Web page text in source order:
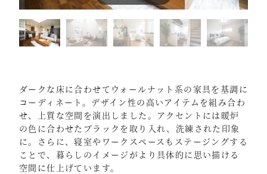
ダークな床に合わせてウォールナット系の家具を基調に
コーディネート。デザイン性の高いアイテムを組み合わ
せ、上質な空間を演出しました。アクセントには暖炉
の色に合わせたブラックを取り入れ、洗練された印象
に。さらに、寝室やワークスペースもステージングする
ことで、暮らしのイメージがより具体的に思い描ける
空間に仕上げています。